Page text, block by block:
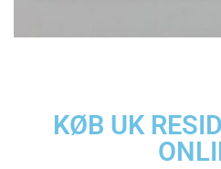
KØB UK